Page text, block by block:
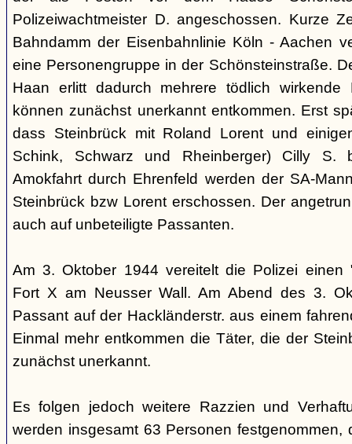
Polizeiwachtmeister D. angeschossen. Kurze
Bahndamm der Eisenbahnlinie Köln - Aachen
eine Personengruppe in der Schönsteinstraße.
Haan erlitt dadurch mehrere tödlich wirkende
können zunächst unerkannt entkommen. Erst
dass Steinbrück mit Roland Lorent und
Schink, Schwarz und Rheinberger) Cilly S.
Amokfahrt durch Ehrenfeld werden der SA-
Steinbrück bzw Lorent erschossen. Der
auch auf unbeteiligte Passanten.
Am 3. Oktober 1944 vereitelt die Polizei einen
Fort X am Neusser Wall. Am Abend des 3.
Passant auf der Hackländerstr. aus einem
Einmal mehr entkommen die Täter, die der
zunächst unerkannt.
Es folgen jedoch weitere Razzien und
werden insgesamt 63 Personen festgenommen,